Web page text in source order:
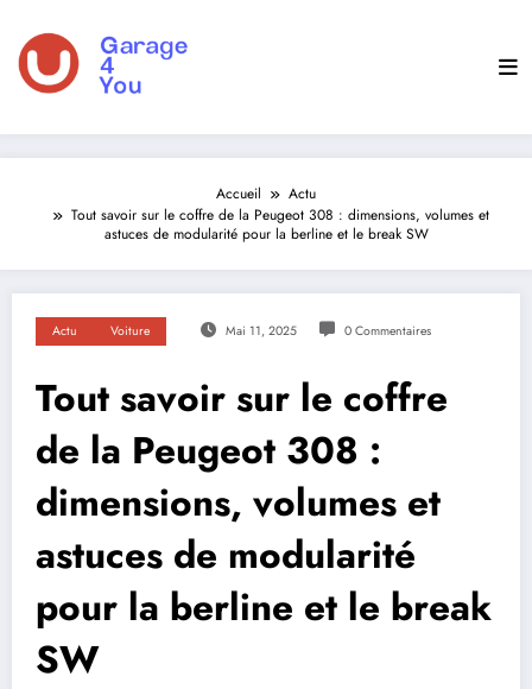
contenu
Accueil
Actu
Tout savoir sur le coffre de la Peugeot 308 : dimensions, volumes et
astuces de modularité pour la berline et le break SW
Actu Voiture Mai 11, 2025 0 Commentaires
Tout savoir sur le coffre
de la Peugeot 308 :
dimensions, volumes et
astuces de modularité
pour la berline et le break
SW